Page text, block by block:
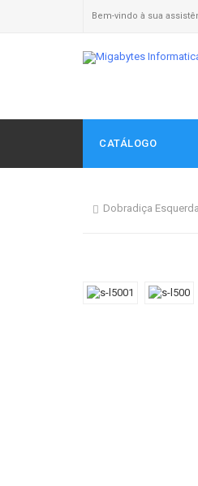
Bem-vindo à sua
CATÁLOGO
Dobradiça